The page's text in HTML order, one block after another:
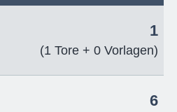
1
(1 Tore + 0 Vorlagen)
6